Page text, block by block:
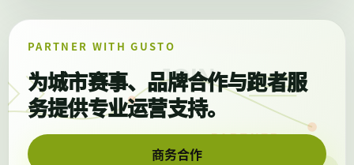
PARTNER WITH GUSTO
为城市赛事、品牌合作与跑者服
务提供专业运营支持。
商务合作